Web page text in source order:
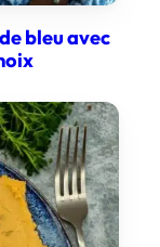
bleu avec